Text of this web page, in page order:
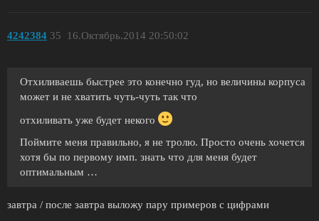
4242384 16.Октябрь.2014 20:50:02
35
Отхиливаешь быстрее это конечно гуд, но величины корпуса
может и не хватить чуть-чуть так что
отхиливать уже будет некого
Поймите меня правильно, я не тролю. Просто очень хочется
хотя бы по первому имп. знать что для меня будет
оптимальным …
завтра / после завтра выложу пару примеров с цифрами